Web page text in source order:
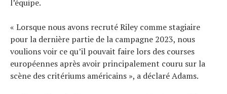
l’équipe.
« Lorsque nous avons recruté Riley comme stagiaire
pour la dernière partie de la campagne 2023, nous
voulions voir ce qu’il pouvait faire lors des courses
européennes après avoir principalement couru sur la
scène des critériums américains », a déclaré Adams.